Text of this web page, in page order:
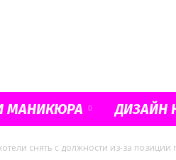
МАНИКЮРА ДИЗАЙН
снять с должности из-за позиции